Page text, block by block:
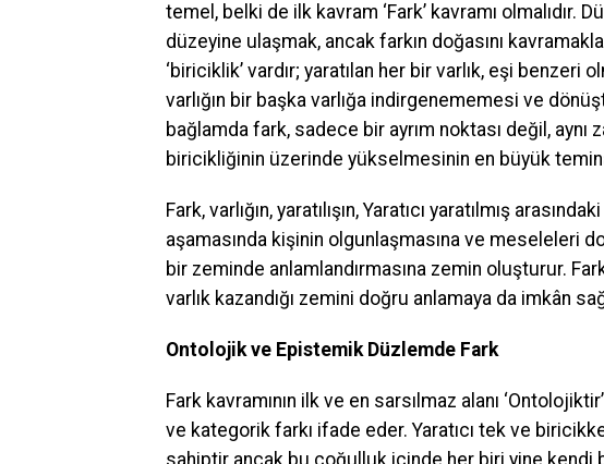
temel, belki de ilk kavram ‘Fark’ kavramı olmalıdır.
düzeyine ulaşmak, ancak farkın doğasını
‘biriciklik’ vardır; yaratılan her bir varlık, eşi
varlığın bir başka varlığa indirgenememesi ve
bağlamda fark, sadece bir ayrım noktası değil,
biricikliğinin üzerinde yükselmesinin en büyük
Fark, varlığın, yaratılışın, Yaratıcı yaratılmış
aşamasında kişinin olgunlaşmasına ve meseleleri
bir zeminde anlamlandırmasına zemin oluşturur.
varlık kazandığı zemini doğru anlamaya da imkân
Ontolojik ve Epistemik Düzlemde Fark
Fark kavramının ilk ve en sarsılmaz alanı
ve kategorik farkı ifade eder. Yaratıcı tek ve
sahiptir ancak bu çoğulluk içinde her biri yine kendi